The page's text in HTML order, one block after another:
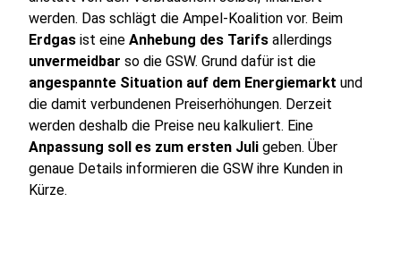
werden. Das schlägt die Ampel-Koalition vor. Beim
Erdgas ist eine Anhebung des Tarifs allerdings
unvermeidbar so die GSW. Grund dafür ist die
angespannte Situation auf dem Energiemarkt und
die damit verbundenen Preiserhöhungen. Derzeit
werden deshalb die Preise neu kalkuliert. Eine
Anpassung soll es zum ersten Juli geben. Über
genaue Details informieren die GSW ihre Kunden in
Kürze.